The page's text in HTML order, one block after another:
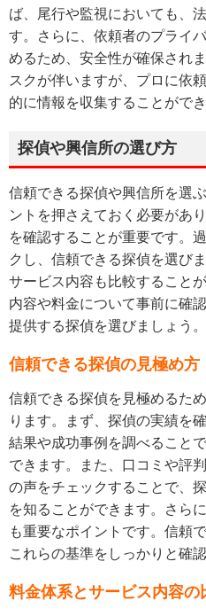
ば、尾行や監視においても、
す。さらに、依頼者のプライ
めるため、安全性が確保され
スクが伴いますが、プロに依
的に情報を収集することができ
探偵や興信所の選び方
信頼できる探偵や興信所を選
ントを押さえておく必要があ
を確認することが重要です。
クし、信頼できる探偵を選び
サービス内容も比較すること
内容や料金について事前に確
提供する探偵を選びましょう。
信頼できる探偵の見極め方
信頼できる探偵を見極めるた
ります。まず、探偵の実績を
結果や成功事例を調べること
できます。また、口コミや評
の声をチェックすることで、
を知ることができます。さら
も重要なポイントです。信頼
これらの基準をしっかりと確
料金体系とサービス内容の